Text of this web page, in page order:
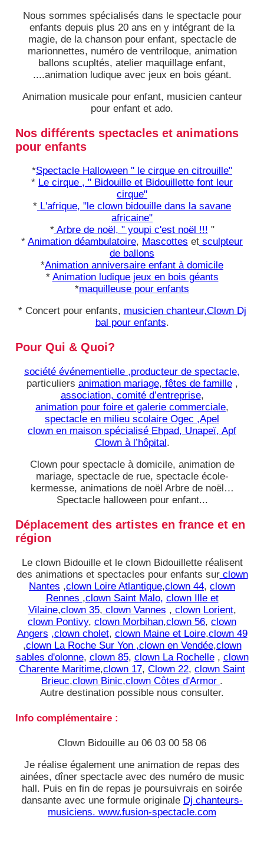
Nous sommes spécialisés dans le spectacle pour
enfants depuis plus 20 ans en y intégrant de la
magie, de la chanson pour enfant, spectacle de
marionnettes, numéro de ventriloque, animation
ballons scupltés, atelier maquillage enfant,
....animation ludique avec jeux en bois géant.
Animation musicale pour enfant, musicien canteur
pour enfant et ado.
Nos différents spectacles et animations
pour enfants
*Spectacle Halloween '' le cirque en citrouille"
* Le cirque , " Bidouille et Bidouillette font leur
cirque"
* L'afrique, "le clown bidouille dans la savane
africaine"
*Arbre de noël, " youpi c'est noël !!! "
* Animation déambulatoire, Mascottes et sculpteur
de ballons
*Animation anniversaire enfant à domicile
* Animation ludique jeux en bois géants
*maquilleuse pour enfants
* Concert pour enfants, musicien chanteur,Clown Dj
bal pour enfants.
Pour Qui & Quoi?
société événementielle ,producteur de spectacle,
particuliers animation mariage, fêtes de famille,
association, comité d’entreprise,
animation pour foire et galerie commerciale,
spectacle en milieu scolaire Ogec ,Apel
clown en maison spécialisé Ehpad, Unapeï, Apf
Clown à l’hôpital .
Clown pour spectacle à domicile, animation de
mariage, spectacle de rue, spectacle école-
kermesse, animations de noël Arbre de noël…
Spectacle halloween pour enfant...
Déplacement des artistes en france et en
région
Le clown Bidouille et le clown Bidouillette réalisent
des animations et spectacles pour enfants surclown
Nantes ,clown Loire Atlantique,clown 44, clown
Rennes ,clown Saint Malo, clown Ille et
Vilaine,clown 35, clown Vannes , clown Lorient,
clown Pontivy, clown Morbihan,clown 56, clown
Angers ,clown cholet, clown Maine et Loire,clown 49
,clown La Roche Sur Yon ,clown en Vendée,clown
sables d'olonne, clown 85, clown La Rochelle, clown
Charente Maritime,clown 17, Clown 22, clown Saint
Brieuc,clown Binic,clown Côtes d'Armor .
Autre destination possible nous consulter.
Info complémentaire :
Clown Bidouille au 06 03 00 58 06
Je réalise également une animation de repas des
ainées, dîner spectacle avec des numéro de music
hall. Puis en fin de repas je poursuivrais en soirée
dansante avec une formule originale Dj chanteurs-
musiciens. www.fusion-spectacle.com